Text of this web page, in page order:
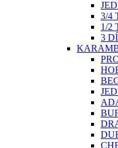
3/4
1/2
3